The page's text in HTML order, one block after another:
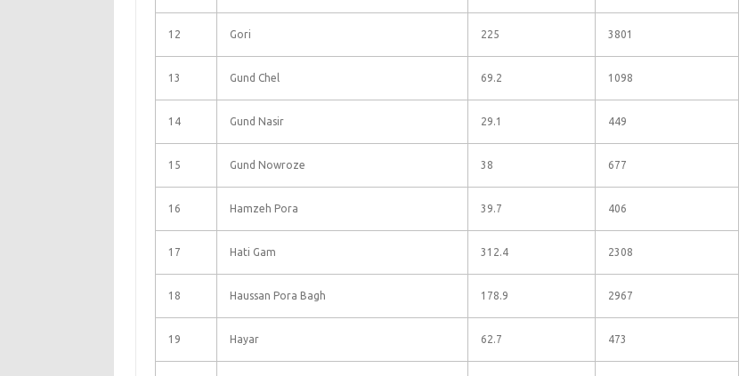
12 Gori 225 3801
13 Gund Chel 69.2 1098
14 Gund Nasir 29.1 449
15 Gund Nowroze 38 677
16 Hamzeh Pora 39.7 406
17 Hati Gam 312.4 2308
18 Haussan Pora Bagh 178.9 2967
19 Hayar 62.7 473